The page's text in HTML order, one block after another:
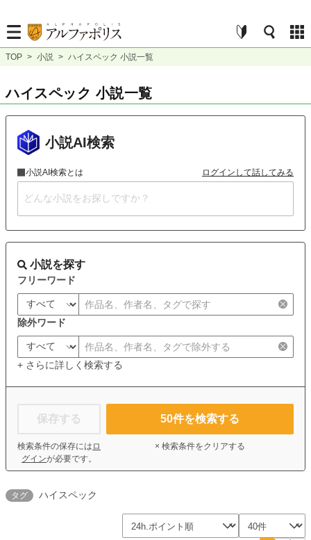
TOP > 小説 > ハイスペック 小説一覧
ハイスペック 小説一覧
小説AI検索
小説AI検索とは ログインして話してみる
小説を探す
フリーワード
除外ワード
+ さらに詳しく検索する
保存する
検索条件の保存には ロ
グインが必要です。
50件を検索する
× 検索条件をクリアする
タグ ハイスペック